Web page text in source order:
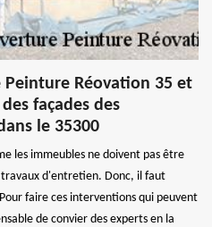
Peinture Réovation 35 et
façades des
le 35300
les immeubles ne doivent pas être
d'entretien. Donc, il faut
faire ces interventions qui peuvent
de convier des experts en la